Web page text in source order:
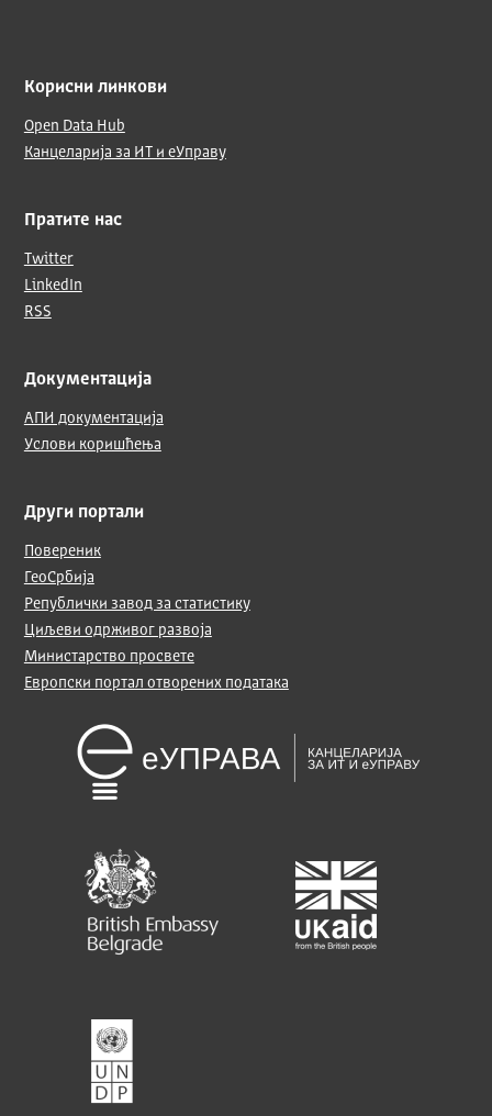
Корисни линкови
Open Data Hub
Канцеларија за ИТ и еУправу
Пратите нас
Twitter
LinkedIn
RSS
Документација
АПИ документација
Услови коришћења
Други портали
Повереник
ГеоСрбија
Републички завод за статистику
Циљеви одрживог развоја
Министарство просвете
Европски портал отворених података